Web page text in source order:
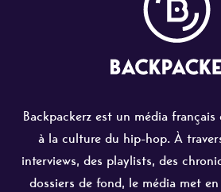
Backpackerz est un média
à la culture du hip-hop. À
interviews, des playlists, des
dossiers de fond, le média met